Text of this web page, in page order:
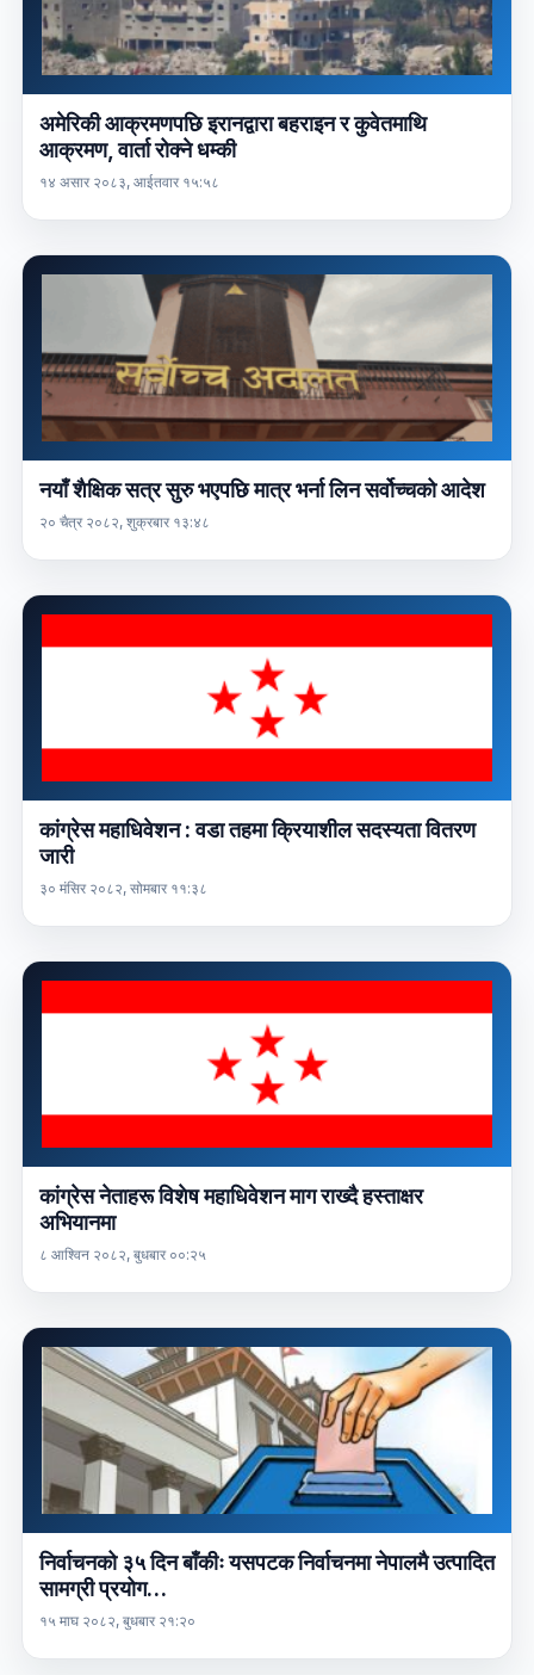
अमेरिकी आक्रमणपछि इरानद्वारा बहराइन र कुवेतमाथि
आक्रमण, वार्ता रोक्ने धम्की
१४ असार २०८३, आईतवार १५:५८
नयाँ शैक्षिक सत्र सुरु भएपछि मात्र भर्ना लिन सर्वोच्चको आदेश
२० चैत्र २०८२, शुक्रबार १३:४८
कांग्रेस महाधिवेशन : वडा तहमा क्रियाशील सदस्यता वितरण
जारी
३० मंसिर २०८२, सोमबार ११:३८
कांग्रेस नेताहरू विशेष महाधिवेशन माग राख्दै हस्ताक्षर
अभियानमा
८ आश्विन २०८२, बुधबार ००:२५
निर्वाचनको ३५ दिन बाँकीः यसपटक निर्वाचनमा नेपालमै उत्पादित
सामग्री प्रयोग…
१५ माघ २०८२, बुधबार २१:२०